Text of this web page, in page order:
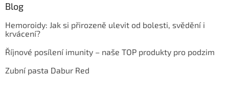
Blog
Hemoroidy: Jak si přirozeně ulevit od bolesti, svědění i
krvácení?
Říjnové posílení imunity – naše TOP produkty pro podzim
Zubní pasta Dabur Red